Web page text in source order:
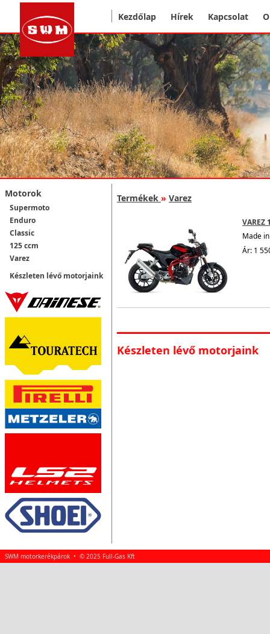
Kezdőlap Hírek Kapcsolat
Motorok
Supermoto
Enduro
Classic
125 ccm
Varez
Készleten lévő motorjaink
Termékek » Varez
VAREZ
Made
Ár: 1
Készleten lévő motorjaink
SWM motorkerékpárok • © 2025 Full-Gas Kft